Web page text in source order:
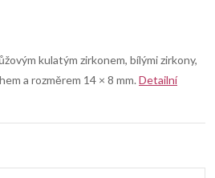
kulatým zirkonem, bílými zirkony,
a rozměrem 14 × 8 mm. Detailní